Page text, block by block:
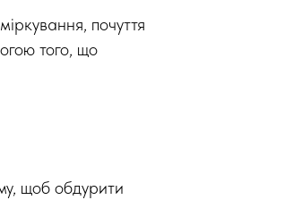
почуття
того, що
щоб обдурити